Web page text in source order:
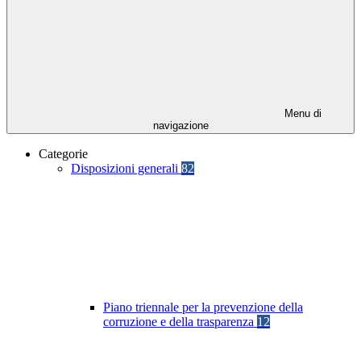
Menu di
navigazione
Categorie
Disposizioni generali 82
Piano triennale per la prevenzione della
corruzione e della trasparenza 12